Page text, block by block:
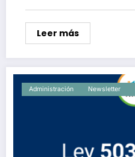
Leer más
Administración Newsletter